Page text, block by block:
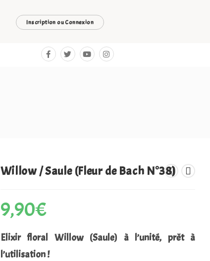
Inscription ou Connexion
Willow / Saule (Fleur de Bach N°38)
9,90€
Elixir floral Willow (Saule) à l’unité, prêt à
l’utilisation !